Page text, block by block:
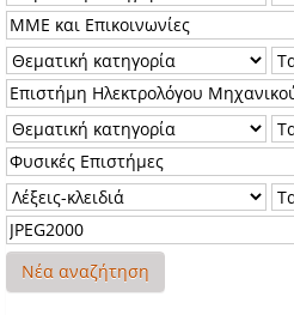
Νέα αναζήτηση